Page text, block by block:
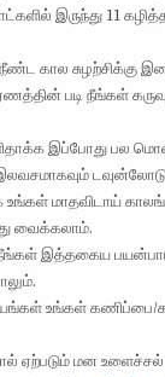
இருந்து 11
நீண்ட கால சுழற்சிக்கு
படி நீங்கள்
இப்போது பல
இலவசமாகவும்
மாதவிடாய்
வைக்கலாம்.
இத்தகைய
உங்கள்
ஏற்படும் மன உளைச்சல்